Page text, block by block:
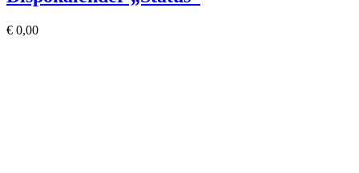
€ 0,00